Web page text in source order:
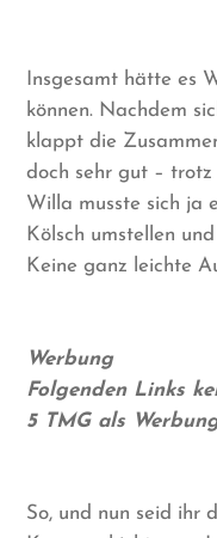
Insgesamt hätte es
können. Nachdem
klappt die
doch sehr gut –
Willa musste sich ja
Kölsch umstellen
Keine ganz leichte
Werbung
Folgenden Links
5 TMG als
So, und nun seid ihr